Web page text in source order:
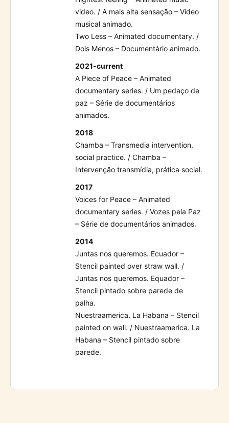
video. / A mais alta sensação – Vídeo
musical animado.
Two Less – Animated documentary. /
Dois Menos – Documentário animado.
2021-current
A Piece of Peace – Animated
documentary series. / Um pedaço de
paz – Série de documentários
animados.
2018
Chamba – Transmedia intervention,
social practice. / Chamba –
Intervenção transmídia, prática social.
2017
Voices for Peace – Animated
documentary series. / Vozes pela Paz
– Série de documentários animados.
2014
Juntas nos queremos. Ecuador –
Stencil painted over straw wall. /
Juntas nos queremos. Equador –
Stencil pintado sobre parede de
palha.
Nuestraamerica. La Habana – Stencil
painted on wall. / Nuestraamerica. La
Habana – Stencil pintado sobre
parede.